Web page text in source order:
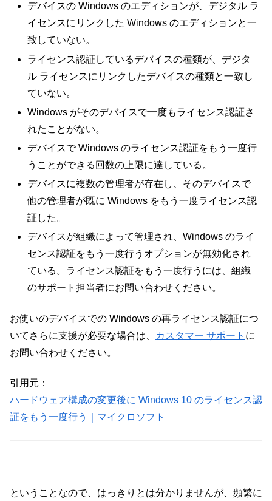
デバイスの Windows のエディションが、デジタル ラ
イセンスにリンクした Windows のエディションと一
致していない。
ライセンス認証しているデバイスの種類が、デジタ
ル ライセンスにリンクしたデバイスの種類と一致し
ていない。
Windows がそのデバイスで一度もライセンス認証さ
れたことがない。
デバイスで Windows のライセンス認証をもう一度行
うことができる回数の上限に達している。
デバイスに複数の管理者が存在し、そのデバイスで
他の管理者が既に Windows をもう一度ライセンス認
証した。
デバイスが組織によって管理され、Windows のライ
センス認証をもう一度行うオプションが無効化され
ている。ライセンス認証をもう一度行うには、組織
のサポート担当者にお問い合わせください。
お使いのデバイスでの Windows の再ライセンス認証につ
いてさらに支援が必要な場合は、
カスタマー サポート に
お問い合わせください。
引用元：
ハードウェア構成の変更後に Windows 10 のライセンス認
証をもう一度行う｜マイクロソフト
ということなので、はっきりとは分かりませんが、頻繁に